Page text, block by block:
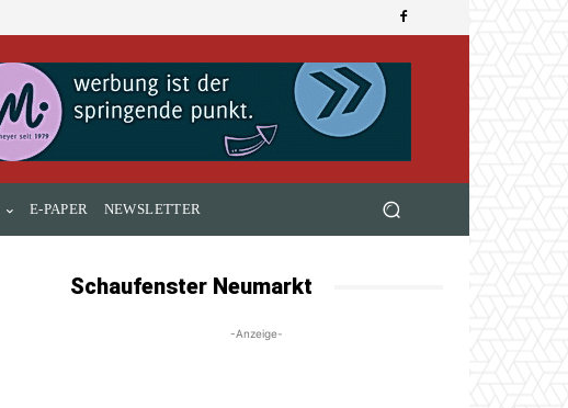
E-PAPER NEWSLETTER
Schaufenster Neumarkt
-Anzeige-